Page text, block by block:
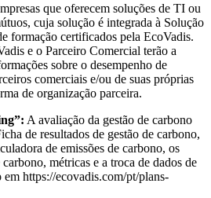
que oferecem soluções de TI ou
cuja solução é integrada à Solução
formação certificados pela EcoVadis.
e o Parceiro Comercial terão a
sobre o desempenho de
comerciais e/ou de suas próprias
de organização parceira.
A avaliação da gestão de carbono
de resultados de gestão de carbono,
de emissões de carbono, os
métricas e a troca de dados de
https://ecovadis.com/pt/plans-